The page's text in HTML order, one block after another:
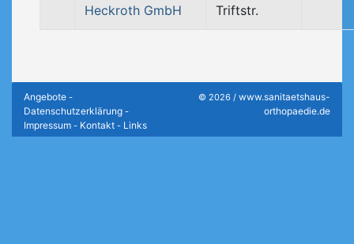
Heckroth GmbH
Triftstr.
Angebote -
Datenschutzerklärung -
Impressum - Kontakt - Links
© 2026 / www.sanitaetshaus-
orthopaedie.de